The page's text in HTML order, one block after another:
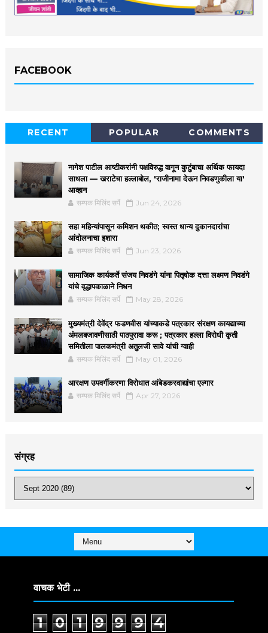
FACEBOOK
RECENT POPULAR COMMENTS
नागेश पाटील आष्टीकरांनी पक्षविरुद्ध वागून कुटुंबाचा अर्थिक फायदा
साधला — खराटेचा हल्लाबोल, 'राजीनामा देऊन निवडणुकीला या'
आव्हान
सम्यक मिलिंद सर्पे Jun 24, 2026
सहा महिन्यांपासून कमिशन थकीत; स्वस्त धान्य दुकानदारांचा
आंदोलनाचा इशारा
सम्यक मिलिंद सर्पे Jun 23, 2026
सामाजिक कार्यकर्ते संजय निवडंगे यांना पितृषोक दत्ता लक्ष्मण निवडंगे
यांचे वृद्धापकाळाने निधन
सम्यक मिलिंद सर्पे May 28, 2026
मुख्यमंत्री देवेंद्र फडणवीस यांच्याकडे पत्रकार संरक्षण कायद्याच्या
अंमलबजावणीसाठी पाठपुरावा करू ; पत्रकार हल्ला विरोधी कृती
समितीला पालकमंत्री अतुलजी सावे यांची ग्वाही
सम्यक मिलिंद सर्पे May 01, 2026
आरक्षण उपवर्गीकरणा विरोधात आंबेडकरवाद्यांचा एल्गार
सम्यक मिलिंद सर्पे Apr 27, 2026
संग्रह
वाचक भेटी ...
1 0 1 9 9 9 4